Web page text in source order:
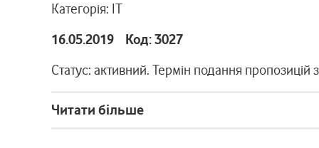
Категорія: ІТ
16.05.2019 Код: 3027
Статус: активний. Термін подання пропозицій
Читати більше